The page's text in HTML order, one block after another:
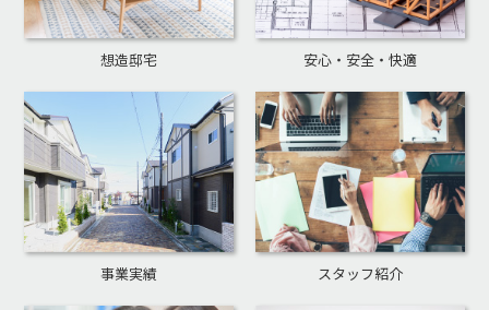
想造邸宅 安心・安全・快適
事業実績 スタッフ紹介